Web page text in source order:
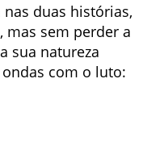
duas histórias,
sem perder a
sua natureza
com o luto: